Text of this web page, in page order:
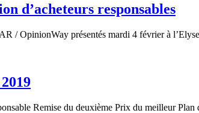
d’acheteurs responsables
/ OpinionWay présentés mardi 4 février à
Remise du deuxième Prix du meilleur